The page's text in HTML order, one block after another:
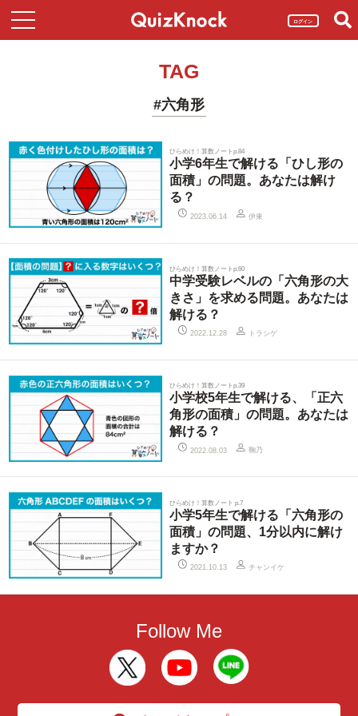
ログイン
TAG
#六角形
ひらめけ！算数ノートp.84
小学6年生で解ける「ひし形の
面積」の問題。あなたは解け
る？
2023.06.14 伊東
ひらめけ！算数ノートp.60
中学受験レベルの「六角形の大
きさ」を求める問題。あなたは
解ける？
2022.12.28 トラシゲ
ひらめけ！算数ノートp.39
小学校5年生で解ける、「正六
角形の面積」の問題。あなたは
解ける？
2022.08.03 鞠乃
ひらめけ！算数ノート p.7
小学5年生で解ける「六角形の
面積」の問題、1分以内に解け
ますか？
2021.10.13 チャンイケ
Follow Me